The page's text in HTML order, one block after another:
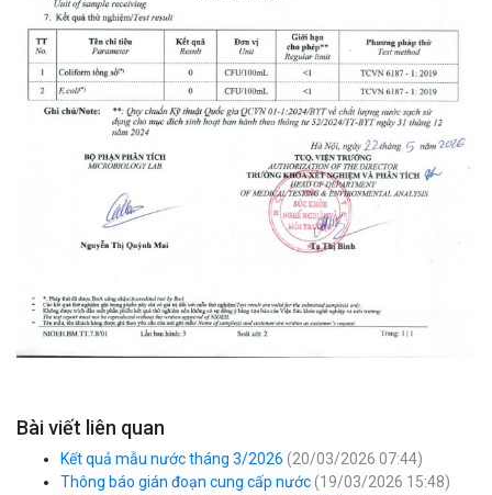
Bài viết liên quan
Kết quả mẫu nước tháng 3/2026 (20/03/2026 07:44)
Thông báo gián đoạn cung cấp nước(19/03/2026 15:48)